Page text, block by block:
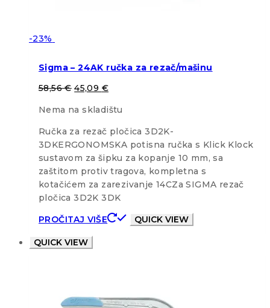
-23%
Sigma – 24AK ručka za rezač/mašinu
58,56€ 45,09 €
Nema na skladištu
Ručka za rezač pločica 3D2K-
3DKERGONOMSKA potisna ručka s Klick Klock
sustavom za šipku za kopanje 10 mm, sa
zaštitom protiv tragova, kompletna s
kotačićem za zarezivanje 14CZa SIGMA rezač
pločica 3D2K 3DK
PROČITAJ VIŠE
QUICK VIEW
QUICK VIEW